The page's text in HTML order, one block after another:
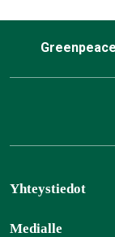
Yhteystiedot
Medialle